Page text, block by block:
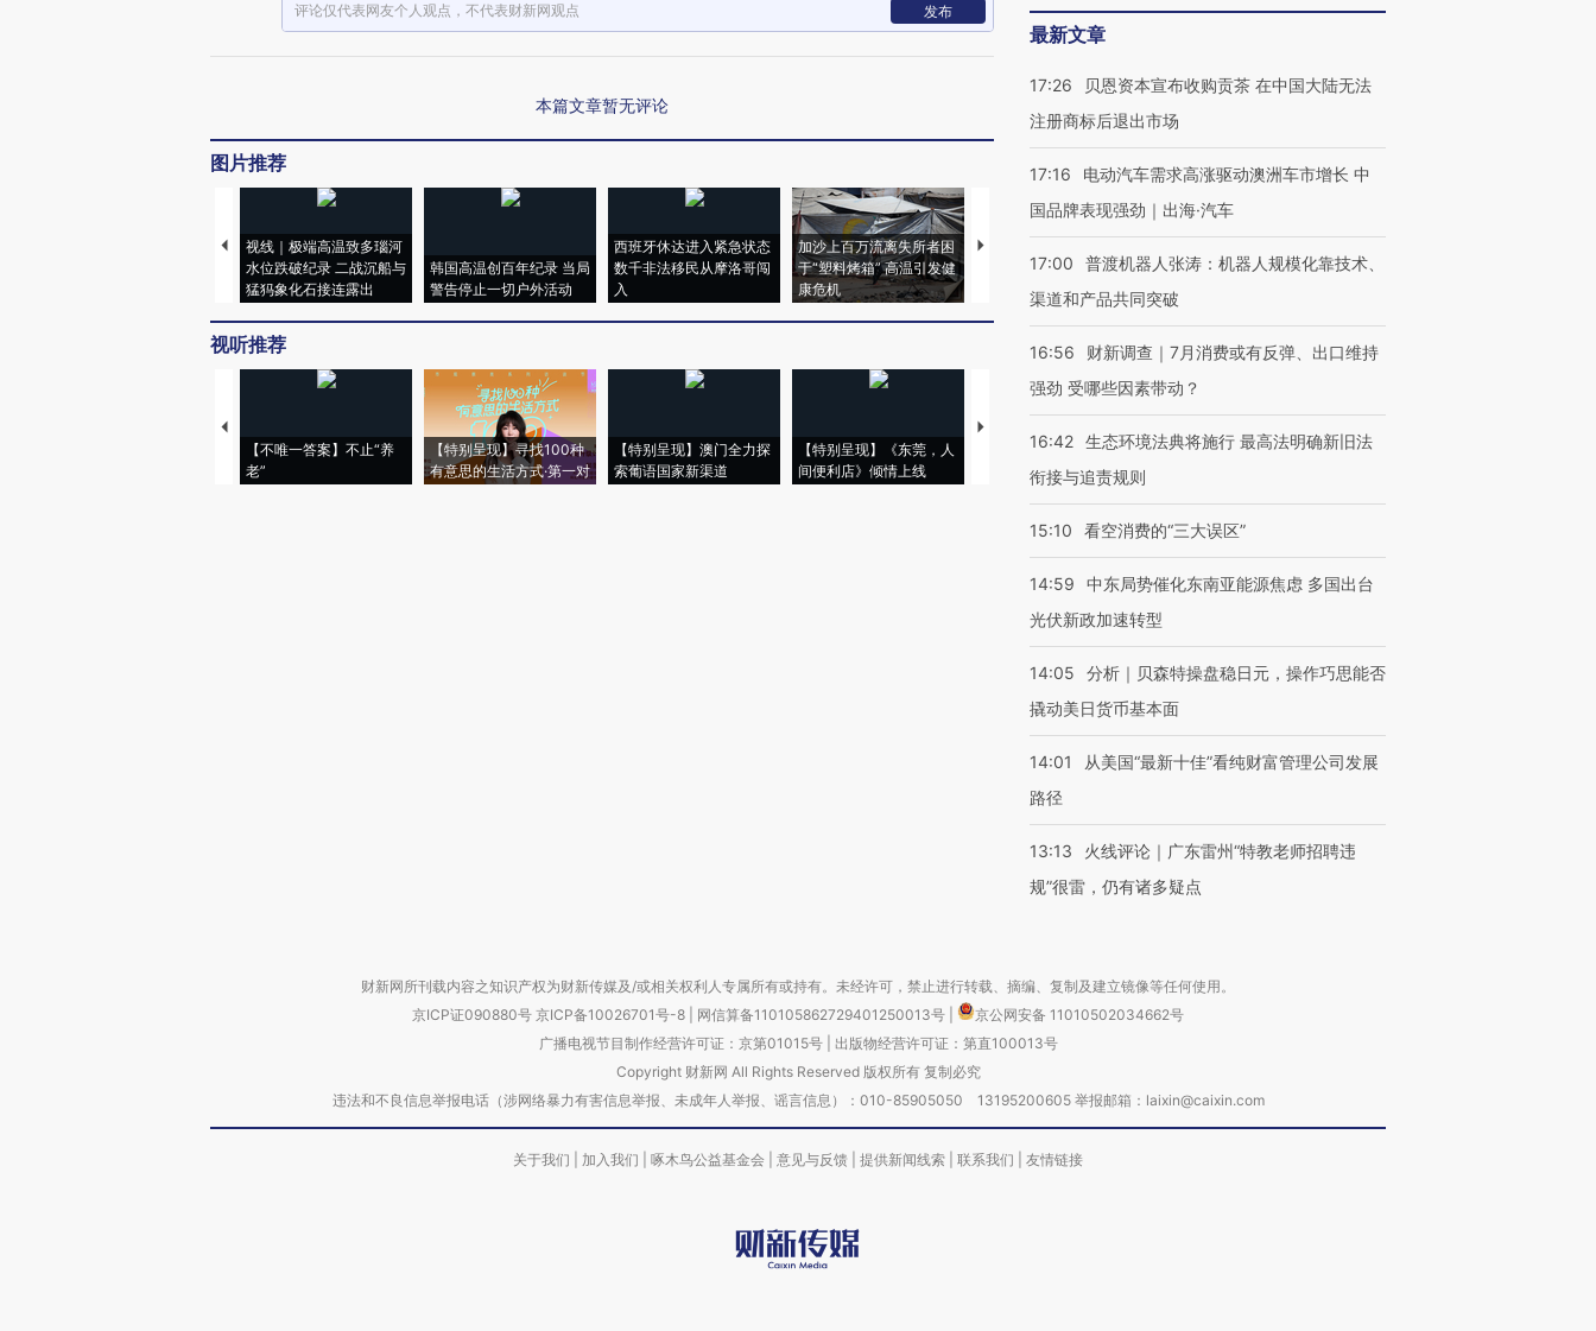
评论仅代表网友个人观点，不代表财新网观点 发布
本篇文章暂无评论
图片推荐
视线｜极端高温致多瑙河
水位跌破纪录 二战沉船与
猛犸象化石接连露出
韩国高温创百年纪录 当局
警告停止一切户外活动
西班牙休达进入紧急状态
数千非法移民从摩洛哥闯
入
加沙上百万流离失所者困
于“塑料烤箱” 高温引发健
康危机
马航飞行员跨国走私7万
粒摇头丸 尿检体内含3种
术：是什么让中产们甘
心“花钱找虐”？
泽连斯基密集出访美英 索
视听推荐
【不唯一答案】不止“养
老”
【特别呈现】寻找100种
有意思的生活方式·第一对
【特别呈现】澳门全力探
索葡语国家新渠道
【特别呈现】《东莞，人
间便利店》倾情上线
【推广】走进第四届链博
会，让数智科技“链”接产
【特别呈现】寻找100种
CFO：不靠规模取胜，华
最新文章
17:26
贝恩资本宣布收购贡茶 在中国大陆无法
注册商标后退出市场
17:16
电动汽车需求高涨驱动澳洲车市增长 中
国品牌表现强劲｜出海·汽车
17:00
普渡机器人张涛：机器人规模化靠技术、
渠道和产品共同突破
16:56
财新调查｜7月消费或有反弹、出口维持
强劲 受哪些因素带动？
16:42 生态环境法典将施行 最高法明确新旧法
衔接与追责规则
15:10 看空消费的“三大误区”
14:59
中东局势催化东南亚能源焦虑 多国出台
光伏新政加速转型
14:05
分析｜贝森特操盘稳日元，操作巧思能否
撬动美日货币基本面
14:01
从美国“最新十佳”看纯财富管理公司发展
路径
13:13
火线评论｜广东雷州“特教老师招聘违
规”很雷，仍有诸多疑点
财新网所刊载内容之知识产权为财新传媒及/或相关权利人专属所有或持有。未经许可，禁止进行转载、摘编、复制及建立镜像等任何使用。
京ICP证090880号 京ICP备10026701号-8 网信算备110105862729401250013号
京公网安备 11010502034662号
广播电视节目制作经营许可证：京第01015号| 出版物经营许可证：第直100013号
Copyright 财新网 All Rights Reserved 版权所有 复制必究
违法和不良信息举报电话（涉网络暴力有害信息举报、未成年人举报、谣言信息）：010-85905050 13195200605 举报邮箱：laixin@caixin.com
关于我们 加入我们 啄木鸟公益基金会 意见与反馈 提供新闻线索 联系我们 友情链接